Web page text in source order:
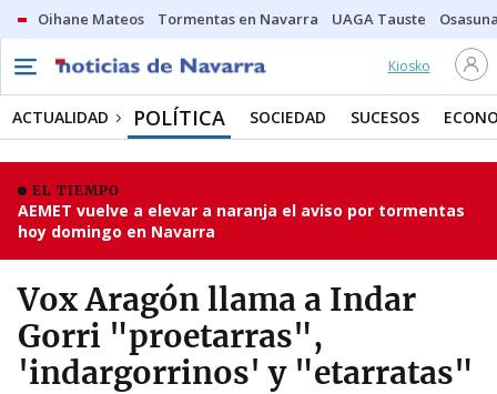
Oihane Mateos Tormentas en Navarra UAGA Tauste
Kiosko
ACTUALIDAD POLÍTICA SOCIEDAD SUCESOS
EL TIEMPO
AEMET vuelve a elevar a naranja el aviso por tormentas
hoy domingo en Navarra
Vox Aragón llama a Indar
Gorri "proetarras",
'indargorrinos' y "etarratas"